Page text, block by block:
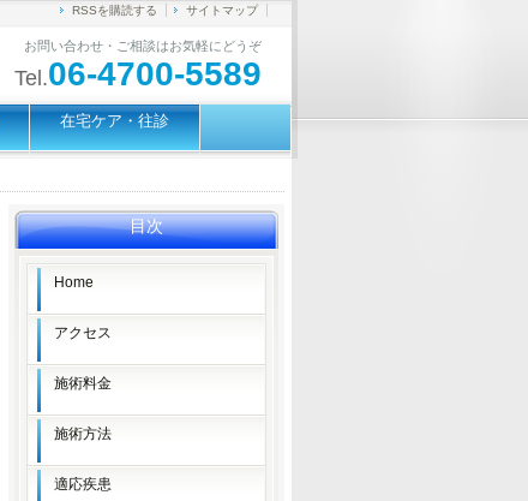
お問い合わせ・ご相談はお気軽にどうぞ
Tel.06-4700-5589
RSSを購読する サイトマップ
在宅ケア・往診
目次
Home
アクセス
施術料金
施術方法
適応疾患